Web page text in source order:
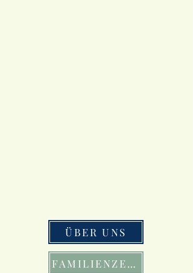
ÜBER UNS
FAMILIENZEIT